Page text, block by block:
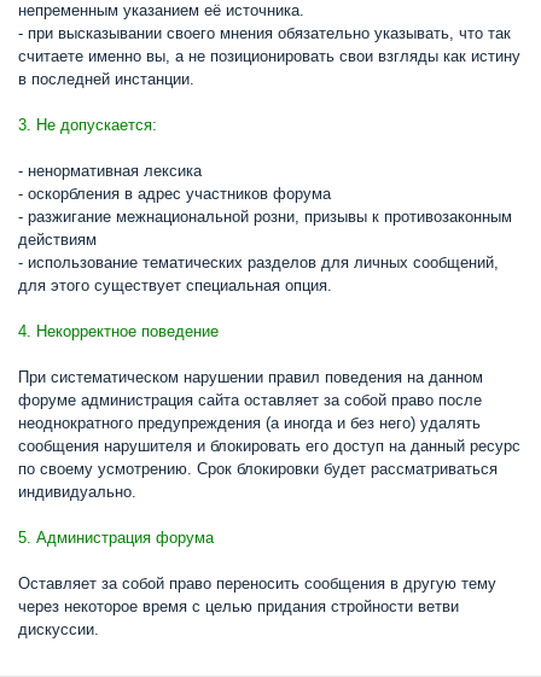
непременным указанием её источника.
- при высказывании своего мнения обязательно указывать, что так
считаете именно вы, а не позиционировать свои взгляды как истину
в последней инстанции.
3. Не допускается:
- ненормативная лексика
- оскорбления в адрес участников форума
- разжигание межнациональной розни, призывы к противозаконным
действиям
- использование тематических разделов для личных сообщений,
для этого существует специальная опция.
4. Некорректное поведение
При систематическом нарушении правил поведения на данном
форуме администрация сайта оставляет за собой право после
неоднократного предупреждения (а иногда и без него) удалять
сообщения нарушителя и блокировать его доступ на данный ресурс
по своему усмотрению. Срок блокировки будет рассматриваться
индивидуально.
5. Администрация форума
Оставляет за собой право переносить сообщения в другую тему
через некоторое время с целью придания стройности ветви
дискуссии.